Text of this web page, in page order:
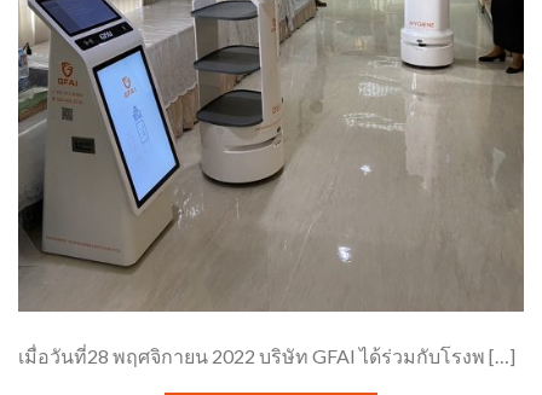
เมื่อวันที่28 พฤศจิกายน 2022 บริษัท GFAI ได้ร่วมกับโรงพ […]